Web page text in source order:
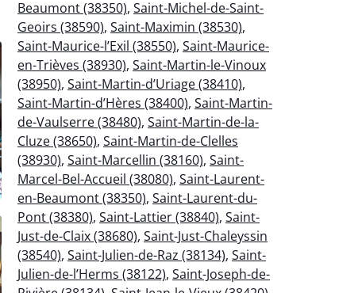
Beaumont (38350), Saint-Michel-de-Saint-
Geoirs (38590), Saint-Maximin (38530),
Saint-Maurice-l’Exil (38550), Saint-Maurice-
en-Trièves (38930), Saint-Martin-le-Vinoux
(38950), Saint-Martin-d’Uriage (38410),
Saint-Martin-d’Hères (38400), Saint-Martin-
de-Vaulserre (38480), Saint-Martin-de-la-
Cluze (38650), Saint-Martin-de-Clelles
(38930), Saint-Marcellin (38160), Saint-
Marcel-Bel-Accueil (38080), Saint-Laurent-
en-Beaumont (38350), Saint-Laurent-du-
Pont (38380), Saint-Lattier (38840), Saint-
Just-de-Claix (38680), Saint-Just-Chaleyssin
(38540), Saint-Julien-de-Raz (38134), Saint-
Julien-de-l’Herms (38122), Saint-Joseph-de-